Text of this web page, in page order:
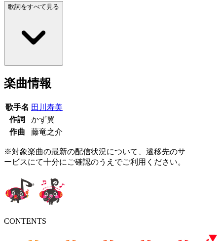
歌詞をすべて見る
楽曲情報
歌手名 田川寿美
作詞
かず翼
作曲
藤竜之介
※対象楽曲の最新の配信状況について、遷移先のサ
ービスにて十分にご確認のうえでご利用ください。
CONTENTS